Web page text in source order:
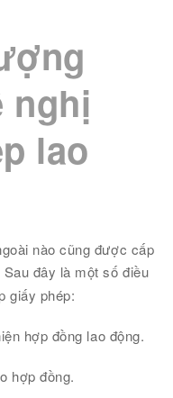
nghị
lao
nào cũng được cấp
Sau đây là một số điều
giấy phép:
hợp đồng lao động.
hợp đồng.